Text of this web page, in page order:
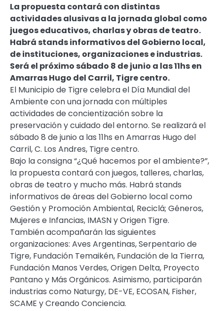
La propuesta contará con distintas
actividades alusivas a la jornada global como
juegos educativos, charlas y obras de teatro.
Habrá stands informativos del Gobierno local,
de instituciones, organizaciones e industrias.
Será el próximo sábado 8 de junio a las 11hs en
Amarras Hugo del Carril, Tigre centro.
El Municipio de Tigre celebra el Día Mundial del
Ambiente con una jornada con múltiples
actividades de concientización sobre la
preservación y cuidado del entorno. Se realizará el
sábado 8 de junio a las 11hs en Amarras Hugo del
Carril, C. Los Andres, Tigre centro.
Bajo la consigna “¿Qué hacemos por el ambiente?”,
la propuesta contará con juegos, talleres, charlas,
obras de teatro y mucho más. Habrá stands
informativos de áreas del Gobierno local como
Gestión y Promoción Ambiental, Reciclá; Géneros,
Mujeres e Infancias, IMASN y Origen Tigre.
También acompañarán las siguientes
organizaciones: Aves Argentinas, Serpentario de
Tigre, Fundación Temaikén, Fundación de la Tierra,
Fundación Manos Verdes, Origen Delta, Proyecto
Pantano y Más Orgánicos. Asimismo, participarán
industrias como Naturgy, DE-VE, ECOSAN, Fisher,
SCAME y Creando Conciencia.